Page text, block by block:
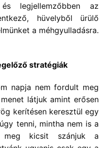
legjellemzőbben az
hüvelyből ürülő
a méhgyulladásra.
stratégiák
napja nem fordult meg
látjuk amint erősen
kerítésen keresztül egy
tenni, mintha nem is a
meg kicsit szánjuk a